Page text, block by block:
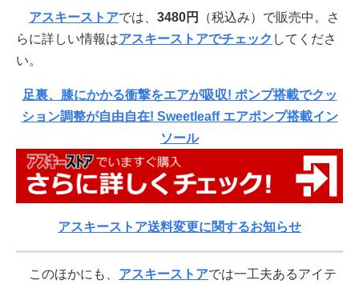
アスキーストアでは、 3480円
（税込み）で販売中。さ
らに詳しい情報はアスキーストアでチェック してくださ
い。
足裏、膝にかかる衝撃をエアが吸収! ポンプ搭載でクッ
ション調整が自由自在! Sweetleaff エアポンプ搭載イン
ソール
アスキーストア送料変更に関するお知らせ
このほかにも、 アスキーストアでは一工夫あるアイテ